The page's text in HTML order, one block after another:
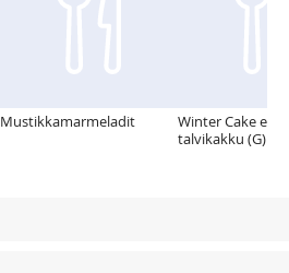
Mustikkamarmeladit
Winter Cake eli
talvikakku (G)